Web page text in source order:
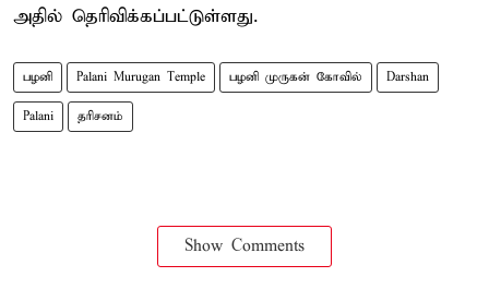
அதில் தெரிவிக்கப்பட்டுள்ளது.
பழனி Palani Murugan Temple பழனி முருகன் கோவில் Darshan
Palani தரிசனம்
Show Comments